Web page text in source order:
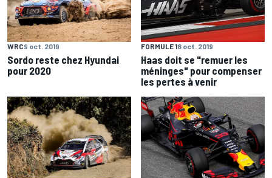
WRC9 oct. 2019
Sordo reste chez Hyundai
pour 2020
FORMULE 18 oct. 2019
Haas doit se "remuer les
méninges" pour compenser
les pertes à venir